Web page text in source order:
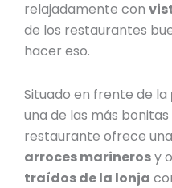
relajadamente con
de los restaurantes
hacer eso.
Situado en frente de la
una de las más
restaurante ofrece
arroces marinerosy
traídos de la lonja